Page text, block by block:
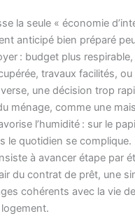
la seule « économie
anticipé bien préparé
: budget plus
travaux facilités,
une décision trop
ménage, comme une
l’humidité : sur le
le quotidien se
à avancer étape par
du contrat de prêt, une
cohérents avec la vie
logement.